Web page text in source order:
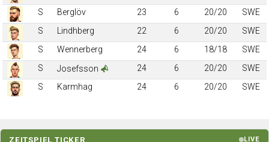
S
Berglöv 23 6 20/20
SWE
S
Lindhberg 22 6 20/20
SWE
S
Wennerberg 24 6 18/18
SWE
S
Josefsson 24 6 20/20
SWE
S
Karmhag 24 6 20/20 SWE
ZEITSPIEL TICKER LIVE